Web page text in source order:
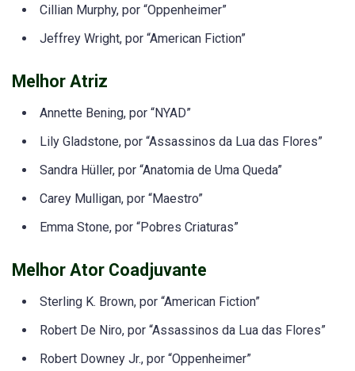
Cillian Murphy, por “Oppenheimer”
Jeffrey Wright, por “American Fiction”
Melhor Atriz
Annette Bening, por “NYAD”
Lily Gladstone, por “Assassinos da Lua das Flores”
Sandra Hüller, por “Anatomia de Uma Queda”
Carey Mulligan, por “Maestro”
Emma Stone, por “Pobres Criaturas”
Melhor Ator Coadjuvante
Sterling K. Brown, por “American Fiction”
Robert De Niro, por “Assassinos da Lua das Flores”
Robert Downey Jr., por “Oppenheimer”